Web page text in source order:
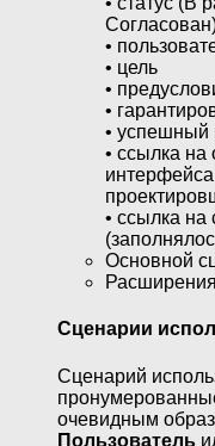
•
• цель
•
•
• успешный
• ссылка на
• ссылка на
Основной
Сценарии
Сценарий
очевидным
Пользователь